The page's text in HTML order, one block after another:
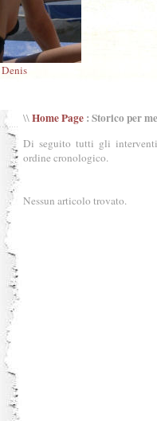
Denis
\\Home Page : Storico per
Di seguito tutti gli
ordine cronologico.
Nessun articolo trovato.